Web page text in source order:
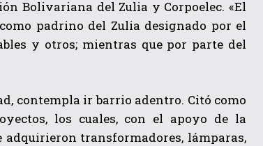
Bolivariana del Zulia y Corpoelec. «El
padrino del Zulia designado por el
y otros; mientras que por parte del
contempla ir barrio adentro. Citó como
los cuales, con el apoyo de la
transformadores, lámparas,